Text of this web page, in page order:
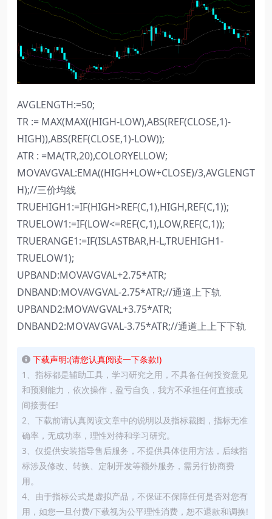
AVGLENGTH:=50;
TR := MAX(MAX((HIGH-LOW),ABS(REF(CLOSE,1)-
HIGH)),ABS(REF(CLOSE,1)-LOW));
ATR : =MA(TR,20),COLORYELLOW;
MOVAVGVAL:EMA((HIGH+LOW+CLOSE)/3,AVGLENGT
H);//三价均线
TRUEHIGH1:=IF(HIGH>REF(C,1),HIGH,REF(C,1));
TRUELOW1:=IF(LOW<=REF(C,1),LOW,REF(C,1));
TRUERANGE1:=IF(ISLASTBAR,H-L,TRUEHIGH1-
TRUELOW1);
UPBAND:MOVAVGVAL+2.75*ATR;
DNBAND:MOVAVGVAL-2.75*ATR;//通道上下轨
UPBAND2:MOVAVGVAL+3.75*ATR;
DNBAND2:MOVAVGVAL-3.75*ATR;//通道上上下下轨
下载声明:(请您认真阅读一下条款!)
1、指标都是辅助工具，学习研究之用，不具备任何投资意见
和预测能力，依次操作，盈亏自负，我方不承担任何直接或
间接责任!
2、下载前请认真阅读文章中的说明以及指标裁图，指标无准
确率，无成功率，理性对待和学习研究。
3、仅提供安装指导售后服务，不提供具体使用方法，后续指
标涉及修改、转换、定制开发等额外服务，需另行协商费
用。
4、由于指标公式是虚拟产品，不保证不保障任何是否对您有
用，如您一旦付费/下载视为公平理性消费，恕不退款和调换!